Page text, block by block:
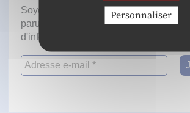
Soyez informé dès la mise en ligne des
parutions en vous inscrivant à notre
d'information.
Personnaliser